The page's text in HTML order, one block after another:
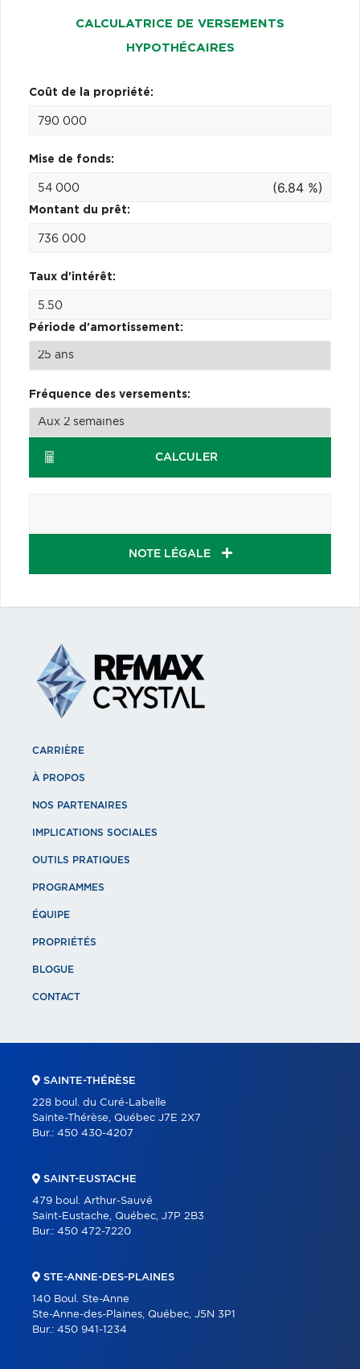
CALCULATRICE DE VERSEMENTS
HYPOTHÉCAIRES
Coût de la propriété:
Mise de fonds:
(6.84 %)
Montant du prêt:
Taux d'intérêt:
Période d'amortissement:
Fréquence des versements:
CALCULER
NOTE LÉGALE
CARRIÈRE
À PROPOS
NOS PARTENAIRES
IMPLICATIONS SOCIALES
OUTILS PRATIQUES
PROGRAMMES
ÉQUIPE
PROPRIÉTÉS
BLOGUE
CONTACT
SAINTE-THÉRÈSE
228 boul. du Curé-Labelle
Sainte-Thérèse, Québec J7E 2X7
Bur.: 450 430-4207
SAINT-EUSTACHE
479 boul. Arthur-Sauvé
Saint-Eustache, Québec, J7P 2B3
Bur.: 450 472-7220
STE-ANNE-DES-PLAINES
140 Boul. Ste-Anne
Ste-Anne-des-Plaines, Québec, J5N 3P1
Bur.: 450 941-1234